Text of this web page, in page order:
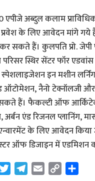
एपीजे अब्दुल कलाम
प्रवेश के लिए आवेदन मांगे
सकते हैं। कुलपति प्रो. जेपी
परिसर स्थिर सेंटर फॉर
स्पेशलाइजेशन इन मशीन
ऑटोमेशन, नैनो टेक्नॉलजी
हैं। फैकल्टी ऑफ
एंड रिजनल प्लानिंग,
के लिए आवेदन
ऑफ डिजाइन में एडमिशन
W